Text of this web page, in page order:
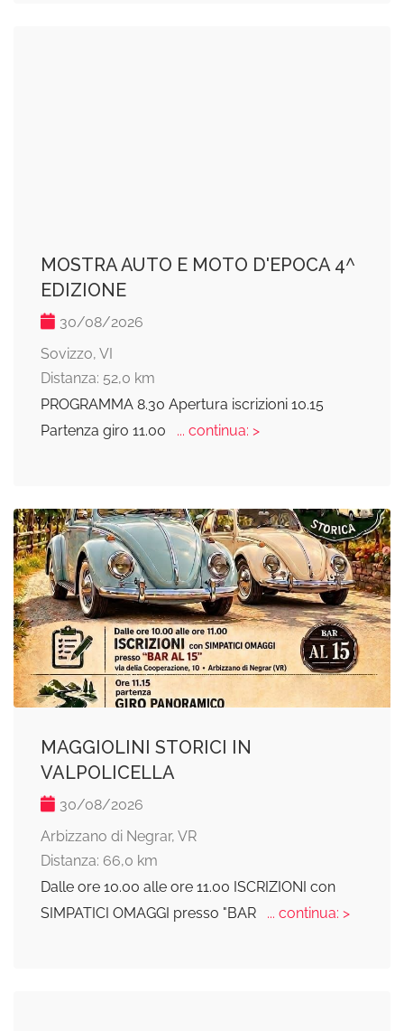
MOSTRA AUTO E MOTO D'EPOCA 4^
EDIZIONE
30/08/2026
Sovizzo, VI
Distanza: 52,0 km
PROGRAMMA 8.30 Apertura iscrizioni 10.15
Partenza giro 11.00
... continua: >
MAGGIOLINI STORICI IN
VALPOLICELLA
30/08/2026
Arbizzano di Negrar, VR
Distanza: 66,0 km
Dalle ore 10.00 alle ore 11.00 ISCRIZIONI con
SIMPATICI OMAGGI presso "BAR
... continua: >